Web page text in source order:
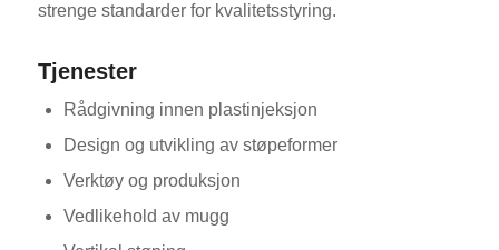
strenge standarder for kvalitetsstyring.
Tjenester
Rådgivning innen plastinjeksjon
Design og utvikling av støpeformer
Verktøy og produksjon
Vedlikehold av mugg